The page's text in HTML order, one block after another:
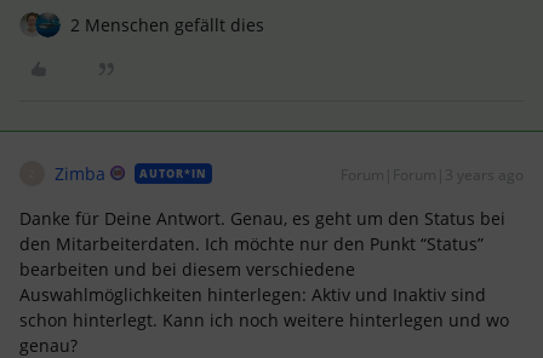
2 Menschen gefällt dies
Zimba AUTOR*IN Forum|Forum|3 years ago
Danke für Deine Antwort. Genau, es geht um den Status bei
den Mitarbeiterdaten. Ich möchte nur den Punkt “Status”
bearbeiten und bei diesem verschiedene
Auswahlmöglichkeiten hinterlegen: Aktiv und Inaktiv sind
schon hinterlegt. Kann ich noch weitere hinterlegen und wo
genau?